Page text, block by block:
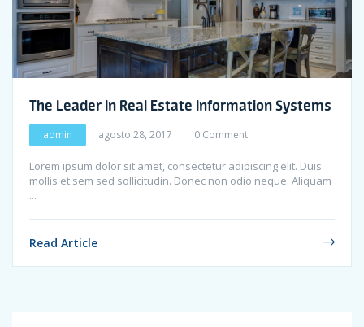
The Leader In Real Estate Information Systems
admin agosto 28, 2017 0 Comment
Lorem ipsum dolor sit amet, consectetur adipiscing elit. Duis
mollis et sem sed sollicitudin. Donec non odio neque. Aliquam
...
Read Article